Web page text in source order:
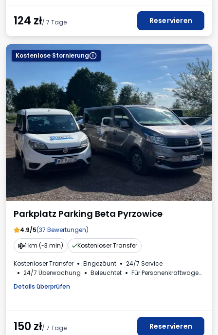
124 zł/ 7 Tage Reservieren
Kostenlose Stornierung
Parkplatz Parking Beta Pyrzowice
4.9/5(37 Bewertungen)
1 km (~3 min)
Kostenloser Transfer
Kostenloser Transfer Eingezäunt
24/7 Service
24/7 Überwachung
Beleuchtet
Für Personenkraftwagen
Details überprüfen
150 zł/ 7 Tage Reservieren